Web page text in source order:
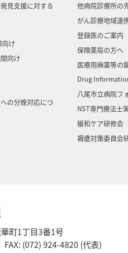
見支援に対する
け
向け
の分娩対応につ
他病院診療所の
がん診療地域連
登録医のご案内
保険薬局の方へ
医療用麻薬等の
Drug
八尾市立病院フ
NST専門療法士
緩和ケア研修
褥瘡対策委員会
町1丁目3番1号
FAX: (072) 924-4820 (代表)